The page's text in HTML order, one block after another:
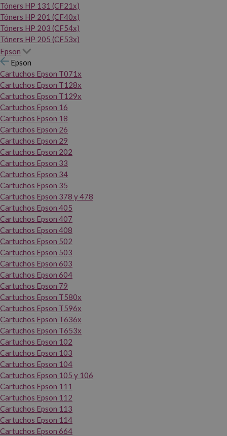
Tóners HP 131 (CF21x)
Tóners HP 201 (CF40x)
Tóners HP 203 (CF54x)
Tóners HP 205 (CF53x)
Epson
Epson
Cartuchos Epson T071x
Cartuchos Epson T128x
Cartuchos Epson T129x
Cartuchos Epson 16
Cartuchos Epson 18
Cartuchos Epson 26
Cartuchos Epson 29
Cartuchos Epson 202
Cartuchos Epson 33
Cartuchos Epson 34
Cartuchos Epson 35
Cartuchos Epson 378 y 478
Cartuchos Epson 405
Cartuchos Epson 407
Cartuchos Epson 408
Cartuchos Epson 502
Cartuchos Epson 503
Cartuchos Epson 603
Cartuchos Epson 604
Cartuchos Epson 79
Cartuchos Epson T580x
Cartuchos Epson T596x
Cartuchos Epson T636x
Cartuchos Epson T653x
Cartuchos Epson 102
Cartuchos Epson 103
Cartuchos Epson 104
Cartuchos Epson 105 y 106
Cartuchos Epson 111
Cartuchos Epson 112
Cartuchos Epson 113
Cartuchos Epson 114
Cartuchos Epson 664